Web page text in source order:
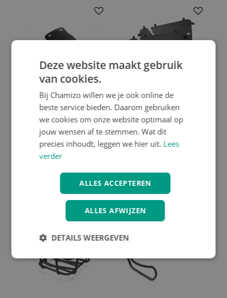
Benno
Benno Leather Mudflap
€ 30.00
Benno
Benno Poly Wheel Guard
Deze website maakt gebruik
van cookies.
Bij Chamizo willen we je ook online de
beste service bieden. Daarom gebruiken
we cookies om onze website optimaal op
jouw wensen af te stemmen. Wat dit
precies inhoudt, leggen we hier uit. Lees
verder
ALLES ACCEPTEREN
ALLES AFWIJZEN
DETAILS WEERGEVEN